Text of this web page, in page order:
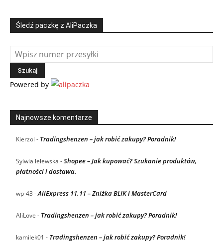
Śledź paczkę z AliPaczka
Powered by
Najnowsze komentarze
Kierzol - Tradingshenzen – jak robić zakupy? Poradnik!
Sylwia lelewska -Shopee – Jak kupować? Szukanie produktów,
płatności i dostawa.
wp-43 -AliExpress 11.11 – Zniżka BLIK i MasterCard
AliLove - Tradingshenzen – jak robić zakupy? Poradnik!
kamilek01 - Tradingshenzen – jak robić zakupy? Poradnik!